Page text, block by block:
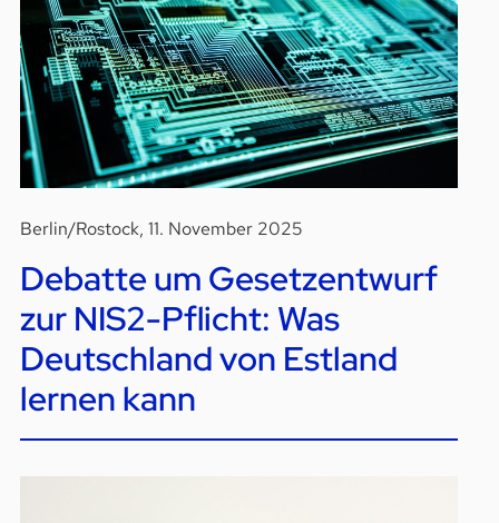
Berlin/Rostock, 11. November 2025
Debatte um Gesetzentwurf
zur NIS2-Pflicht: Was
Deutschland von Estland
lernen kann